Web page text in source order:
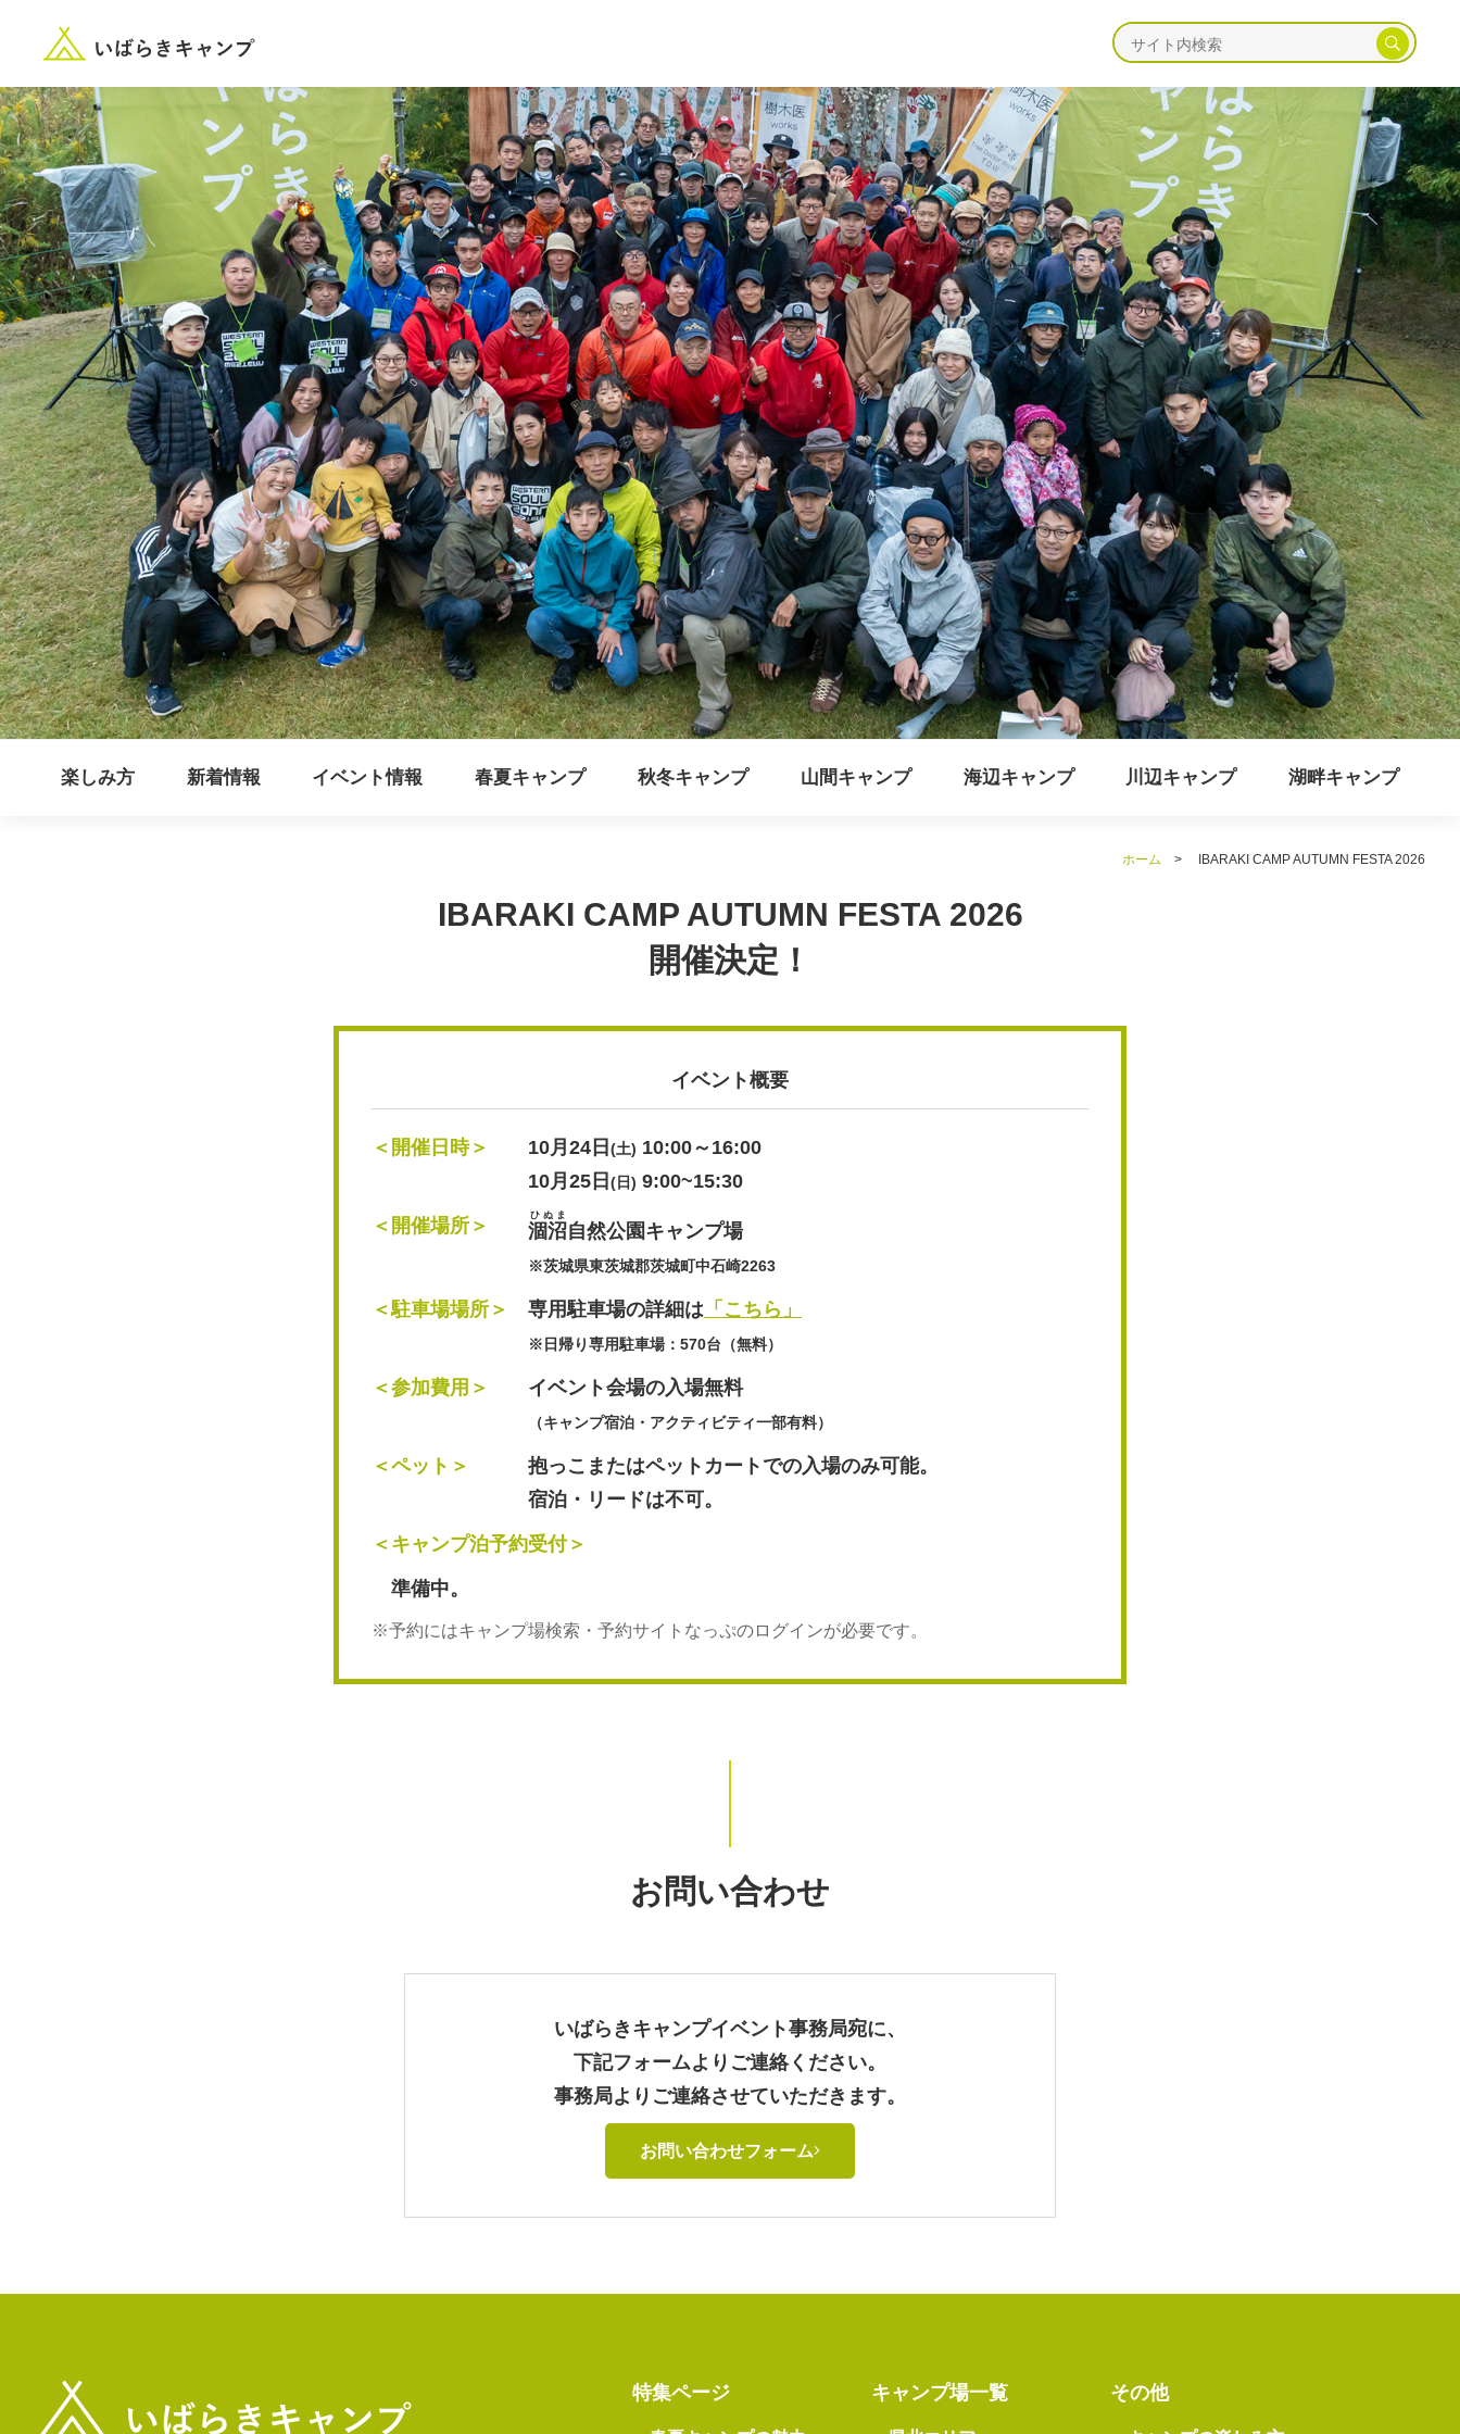
“いばらき”のキャンプ場を探す 海辺キャンプ 川辺キャンプ 湖畔キャンプ
楽しみ方 新着情報 イベント情報 春夏キャンプ 秋冬キャンプ 山間キャンプ 海辺キャンプ 川辺キャンプ 湖畔キャンプ
ホーム > IBARAKI CAMP AUTUMN FESTA 2026
IBARAKI CAMP AUTUMN FESTA 2026
開催決定！
イベント概要
＜開催日時＞ 10月24日 (土) 10:00～16:00
10月25日 (日) 9:00~15:30
＜開催場所＞ 涸沼
ひぬま
自然公園キャンプ場
※茨城県東茨城郡茨城町中石崎2263
＜駐車場場所＞ 専用駐車場の詳細は 「こちら」
※日帰り専用駐車場：570台（無料）
＜参加費用＞ イベント会場の入場無料
（キャンプ宿泊・アクティビティ一部有料）
＜ペット＞
抱っこまたはペットカートでの入場のみ可能。
宿泊・リードは不可。
＜キャンプ泊予約受付＞
準備中。
※予約にはキャンプ場検索・予約サイトなっぷのログインが必要です。
お問い合わせ
いばらきキャンプイベント事務局宛に、
下記フォームよりご連絡ください。
事務局よりご連絡させていただきます。
お問い合わせフォーム
特集ページ キャンプ場一覧 その他